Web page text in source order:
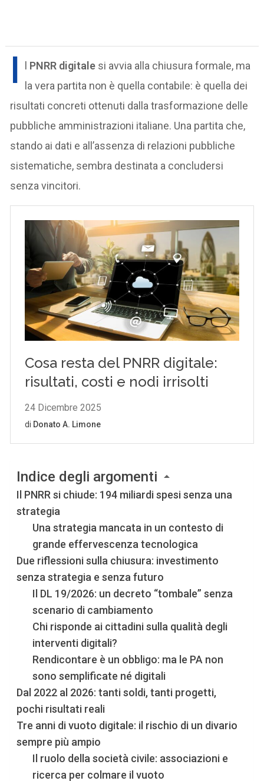
I l PNRR digitale si avvia alla chiusura formale, ma
la vera partita non è quella contabile: è quella dei
risultati concreti ottenuti dalla trasformazione delle
pubbliche amministrazioni italiane. Una partita che,
stando ai dati e all’assenza di relazioni pubbliche
sistematiche, sembra destinata a concludersi
senza vincitori.
Indice degli argomenti
Il PNRR si chiude: 194 miliardi spesi senza una
strategia
Una strategia mancata in un contesto di
grande effervescenza tecnologica
Due riflessioni sulla chiusura: investimento
senza strategia e senza futuro
Il DL 19/2026: un decreto “tombale” senza
scenario di cambiamento
Chi risponde ai cittadini sulla qualità degli
interventi digitali?
Rendicontare è un obbligo: ma le PA non
sono semplificate né digitali
Dal 2022 al 2026: tanti soldi, tanti progetti,
pochi risultati reali
Tre anni di vuoto digitale: il rischio di un divario
sempre più ampio
Il ruolo della società civile: associazioni e
ricerca per colmare il vuoto